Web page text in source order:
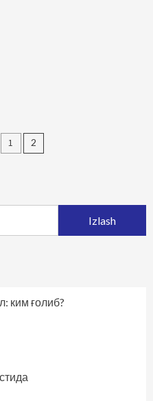
1 2
ким ғолиб?